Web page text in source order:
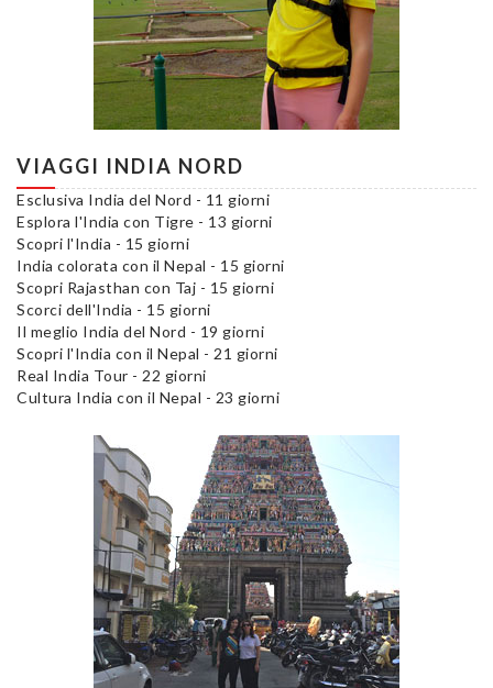
VIAGGI INDIA NORD
Esclusiva India del Nord - 11 giorni
Esplora l'India con Tigre - 13 giorni
Scopri l'India - 15 giorni
India colorata con il Nepal - 15 giorni
Scopri Rajasthan con Taj - 15 giorni
Scorci dell'India - 15 giorni
Il meglio India del Nord - 19 giorni
Scopri l'India con il Nepal - 21 giorni
Real India Tour - 22 giorni
Cultura India con il Nepal - 23 giorni